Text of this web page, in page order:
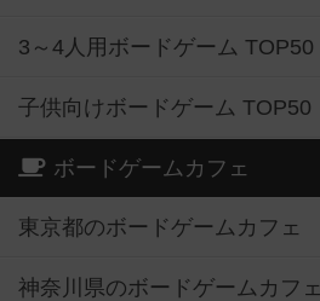
3～4人用ボードゲーム TOP50
子供向けボードゲーム TOP50
ボードゲームカフェ
東京都のボードゲームカフェ
神奈川県のボードゲームカフェ